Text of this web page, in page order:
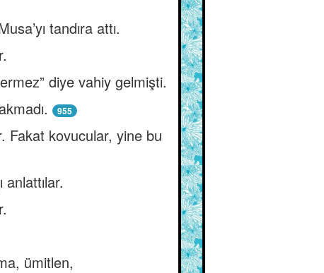
tandıra attı.
diye vahiy gelmişti.
955
Fakat kovucular, yine bu
ümitlen,